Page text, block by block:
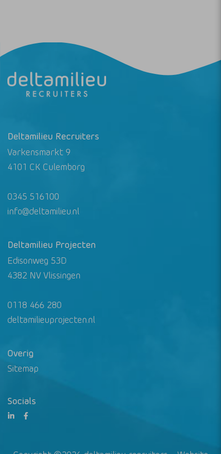
Deltamilieu Recruiters
Varkensmarkt 9
4101 CK Culemborg
0345 516100
info@deltamilieu.nl
Deltamilieu Projecten
Edisonweg 53D
4382 NV Vlissingen
0118 466 280
deltamilieuprojecten.nl
Overig
Sitemap
Socials